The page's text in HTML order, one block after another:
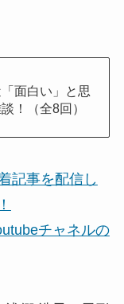
「面白い」と思
！（全8回）
記事を配信し
チャネルの